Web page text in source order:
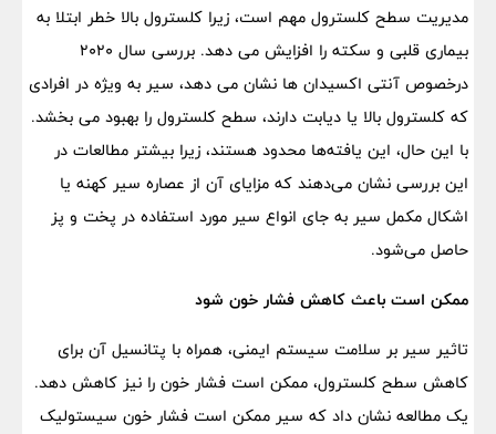
مدیریت سطح کلسترول مهم است، زیرا کلسترول بالا خطر ابتلا به
بیماری قلبی و سکته را افزایش می دهد. بررسی سال ۲۰۲۰
درخصوص آنتی اکسیدان ها نشان می دهد، سیر به ویژه در افرادی
که کلسترول بالا یا دیابت دارند، سطح کلسترول را بهبود می بخشد.
با این حال، این یافته‌ها محدود هستند، زیرا بیشتر مطالعات در
این بررسی نشان می‌دهند که مزایای آن از عصاره سیر کهنه یا
اشکال مکمل سیر به جای انواع سیر مورد استفاده در پخت و پز
حاصل می‌شود.
ممکن است باعث کاهش فشار خون شود
تاثیر سیر بر سلامت سیستم ایمنی، همراه با پتانسیل آن برای
کاهش سطح کلسترول، ممکن است فشار خون را نیز کاهش دهد.
یک مطالعه نشان داد که سیر ممکن است فشار خون سیستولیک